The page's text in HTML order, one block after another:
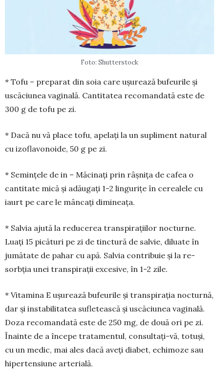
Foto: Shutterstock
* Tofu – preparat din soia care ușurează bufeu­rile și
uscăciunea vagi­nală. Cantitatea reco­man­dată este de
300 g de tofu pe zi.
* Dacă nu vă place to­fu, apelați la un supli­ment natural
cu izoflavo­noide, 50 g pe zi.
* Semințele de in – Măcinați prin râșnița de cafea o
cantitate mică și adău­gați 1-2 lingurițe în cerealele cu
iaurt pe care le mâncați dimineața.
* Salvia ajută la reducerea tran­spi­ra­țiilor nocturne.
Luați 15 picături pe zi de tinc­tură de salvie, diluate în
jumătate de pa­­har cu apă. Salvia con­tribuie și la re­
sorbția unei tran­spirații excesive, în 1-2 zile.
* Vitamina E ușurează bufeurile și trans­pi­rația nocturnă,
dar și instabilitatea sufle­teas­că și uscăciunea vaginală.
Doza reco­man­dată este de 250 mg, de două ori pe zi.
Înainte de a începe tratamentul, consul­­tați-vă, totuși,
cu un medic, mai ales dacă aveți diabet, echimoze sau
hiperten­siune arterială.